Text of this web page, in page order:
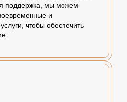
поддержка, мы можем
и
чтобы обеспечить